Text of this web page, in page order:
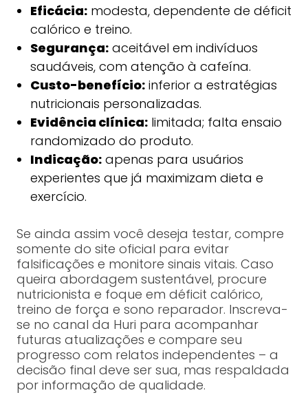
Eficácia:modesta, dependente de déficit
calórico e treino.
Segurança:aceitável em indivíduos
saudáveis, com atenção à cafeína.
Custo-benefício:inferior a estratégias
nutricionais personalizadas.
Evidência clínica:limitada; falta ensaio
randomizado do produto.
Indicação:apenas para usuários
experientes que já maximizam dieta e
exercício.
Se ainda assim você deseja testar, compre
somente do site oficial para evitar
falsificações e monitore sinais vitais. Caso
queira abordagem sustentável, procure
nutricionista e foque em déficit calórico,
treino de força e sono reparador. Inscreva-
se no canal da Huri para acompanhar
futuras atualizações e compare seu
progresso com relatos independentes – a
decisão final deve ser sua, mas respaldada
por informação de qualidade.